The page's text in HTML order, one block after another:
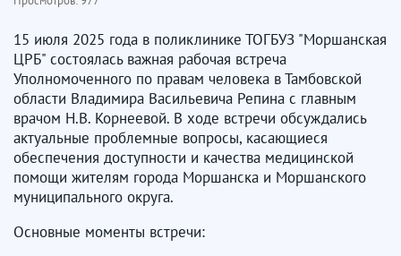
15 июля 2025 года в поликлинике ТОГБУЗ "Моршанская
ЦРБ" состоялась важная рабочая встреча
Уполномоченного по правам человека в Тамбовской
области Владимира Васильевича Репина с главным
врачом Н.В. Корнеевой. В ходе встречи обсуждались
актуальные проблемные вопросы, касающиеся
обеспечения доступности и качества медицинской
помощи жителям города Моршанска и Моршанского
муниципального округа.
Основные моменты встречи: